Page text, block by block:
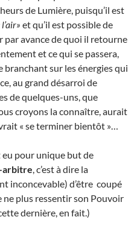
de Lumière, puisqu’il est
et qu’il est possible de
par avance de quoi il retourne
et ce qui se passera,
branchant sur les énergies qui
au grand désarroi de
de quelques-uns, que
croyons la connaître, aurait
« se terminer bientôt »…
pour unique but de
arbitre , c’est à dire la
inconcevable) d’être coupé
ne plus ressentir son Pouvoir
dernière, en fait.)